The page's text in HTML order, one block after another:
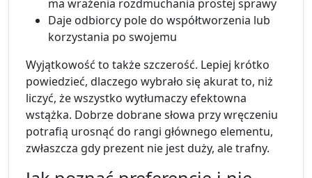
ma wrażenia rozdmuchania prostej sprawy
Daje odbiorcy pole do współtworzenia lub
korzystania po swojemu
Wyjątkowość to także szczerość. Lepiej krótko
powiedzieć, dlaczego wybrało się akurat to, niż
liczyć, że wszystko wytłumaczy efektowna
wstążka. Dobrze dobrane słowa przy wręczeniu
potrafią urosnąć do rangi głównego elementu,
zwłaszcza gdy prezent nie jest duży, ale trafny.